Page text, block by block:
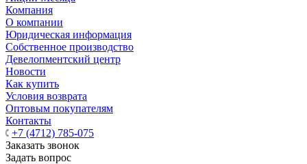
Компания
О компании
Юридическая информация
Собственное производство
Девелопментский центр
Новости
Как купить
Условия возврата
Оптовым покупателям
Контакты
+7 (4712) 785-075
Заказать звонок
Задать вопрос